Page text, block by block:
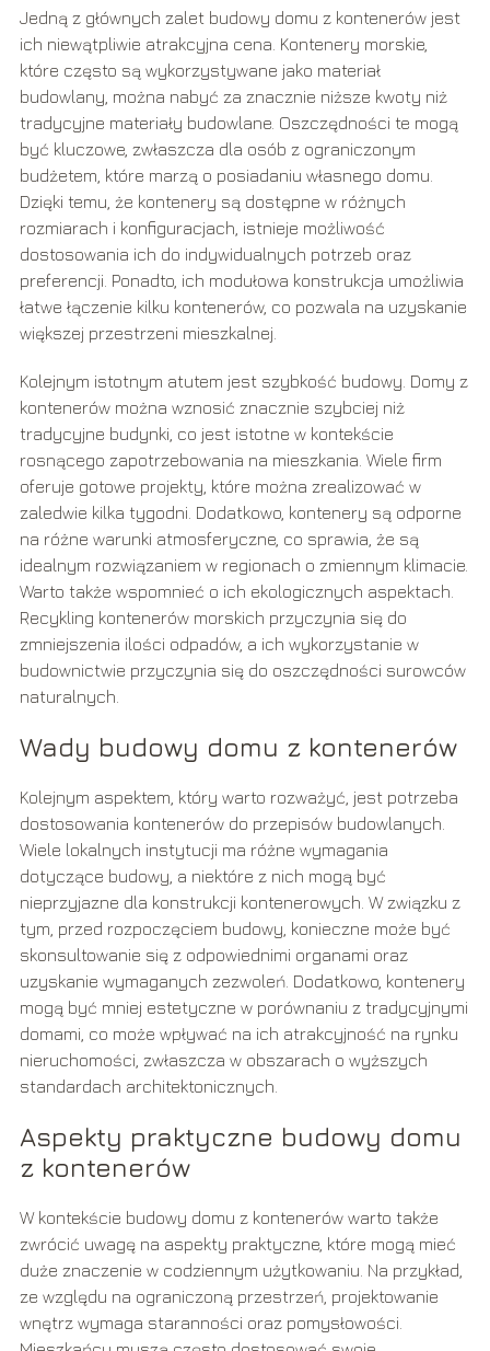
Jedną z głównych zalet budowy domu z kontenerów jest
ich niewątpliwie atrakcyjna cena. Kontenery morskie,
które często są wykorzystywane jako materiał
budowlany, można nabyć za znacznie niższe kwoty niż
tradycyjne materiały budowlane. Oszczędności te mogą
być kluczowe, zwłaszcza dla osób z ograniczonym
budżetem, które marzą o posiadaniu własnego domu.
Dzięki temu, że kontenery są dostępne w różnych
rozmiarach i konfiguracjach, istnieje możliwość
dostosowania ich do indywidualnych potrzeb oraz
preferencji. Ponadto, ich modułowa konstrukcja umożliwia
łatwe łączenie kilku kontenerów, co pozwala na uzyskanie
większej przestrzeni mieszkalnej.
Kolejnym istotnym atutem jest szybkość budowy. Domy z
kontenerów można wznosić znacznie szybciej niż
tradycyjne budynki, co jest istotne w kontekście
rosnącego zapotrzebowania na mieszkania. Wiele firm
oferuje gotowe projekty, które można zrealizować w
zaledwie kilka tygodni. Dodatkowo, kontenery są odporne
na różne warunki atmosferyczne, co sprawia, że są
idealnym rozwiązaniem w regionach o zmiennym klimacie.
Warto także wspomnieć o ich ekologicznych aspektach.
Recykling kontenerów morskich przyczynia się do
zmniejszenia ilości odpadów, a ich wykorzystanie w
budownictwie przyczynia się do oszczędności surowców
naturalnych.
Wady budowy domu z kontenerów
Kolejnym aspektem, który warto rozważyć, jest potrzeba
dostosowania kontenerów do przepisów budowlanych.
Wiele lokalnych instytucji ma różne wymagania
dotyczące budowy, a niektóre z nich mogą być
nieprzyjazne dla konstrukcji kontenerowych. W związku z
tym, przed rozpoczęciem budowy, konieczne może być
skonsultowanie się z odpowiednimi organami oraz
uzyskanie wymaganych zezwoleń. Dodatkowo, kontenery
mogą być mniej estetyczne w porównaniu z tradycyjnymi
domami, co może wpływać na ich atrakcyjność na rynku
nieruchomości, zwłaszcza w obszarach o wyższych
standardach architektonicznych.
Aspekty praktyczne budowy domu
z kontenerów
W kontekście budowy domu z kontenerów warto także
zwrócić uwagę na aspekty praktyczne, które mogą mieć
duże znaczenie w codziennym użytkowaniu. Na przykład,
ze względu na ograniczoną przestrzeń, projektowanie
wnętrz wymaga staranności oraz pomysłowości.